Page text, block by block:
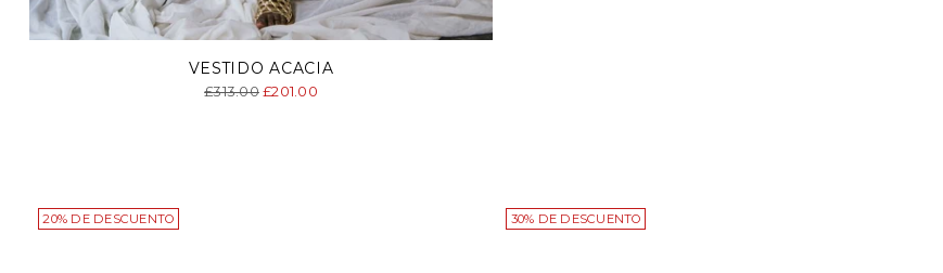
VESTIDO ACACIA
Precio
£313.00 £201.00
20% DE DESCUENTO 30% DE DESCUENTO